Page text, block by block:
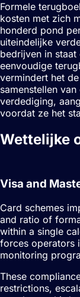
Formele
kosten met zich
honderd pond
uiteindelijke
bedrijven in
eenvoudige
vermindert het
samenstellen
verdediging,
voordat ze het
Wettelijke
Visa and
Card schemes
and ratio of
within a single
forces operators
monitoring
These
restrictions,